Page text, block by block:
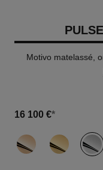
Motivo matelassé,
16 100 €*
variante (3)